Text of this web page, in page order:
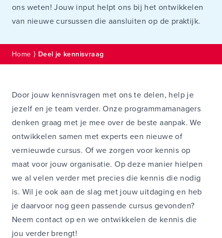
ons weten! Jouw input helpt ons bij het ontwikkelen
van nieuwe cursussen die aansluiten op de praktijk.
Home ⟩ Deel je kennisvraag
Door jouw kennisvragen met ons te delen, help je
jezelf en je team verder. Onze programmamanagers
denken graag met je mee over de beste aanpak. We
ontwikkelen samen met experts een nieuwe of
vernieuwde cursus. Of we zorgen voor kennis op
maat voor jouw organisatie. Op deze manier hielpen
we al velen verder met precies die kennis die nodig
is. Wil je ook aan de slag met jouw uitdaging en heb
je daarvoor nog geen passende cursus gevonden?
Neem contact op en we ontwikkelen de kennis die
jou verder brengt!